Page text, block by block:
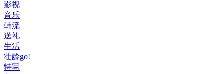
影视
音乐
韩流
送礼
生活
壮龄go!
特写